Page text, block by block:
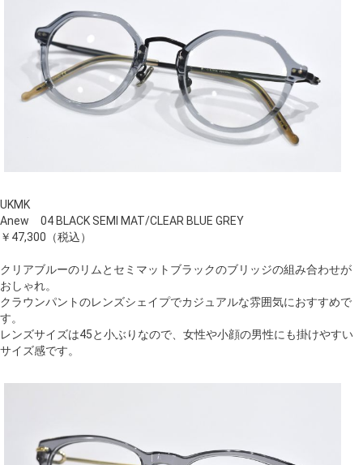
UKMK
Anew 04 BLACK SEMI MAT/CLEAR BLUE GREY
￥47,300（税込）
クリアブルーのリムとセミマットブラックのブリッジの組み合わせが
おしゃれ。
クラウンパントのレンズシェイプでカジュアルな雰囲気におすすめで
す。
レンズサイズは45と小ぶりなので、女性や小顔の男性にも掛けやすい
サイズ感です。